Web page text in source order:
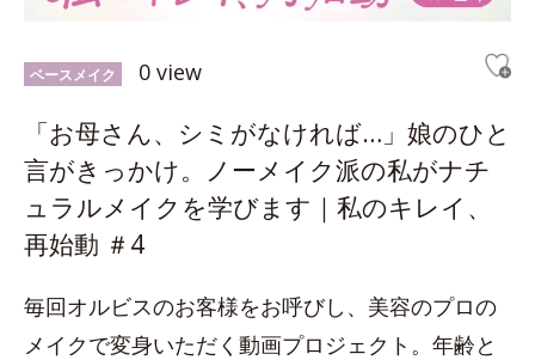
ベースメイク 0 view
「お母さん、シミがなければ…」娘のひと
言がきっかけ。ノーメイク派の私がナチ
ュラルメイクを学びます｜私のキレイ、
再始動 ＃4
毎回オルビスのお客様をお呼びし、美容のプロの
メイクで変身いただく動画プロジェクト。年齢と